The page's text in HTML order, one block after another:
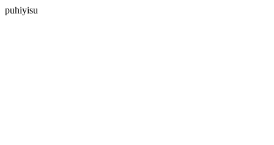
puhiyisu